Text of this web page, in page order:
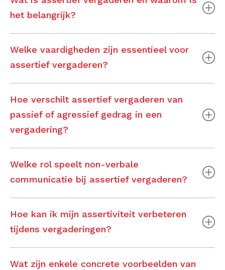
het belangrijk?
Welke vaardigheden zijn essentieel voor
assertief vergaderen?
Hoe verschilt assertief vergaderen van
passief of agressief gedrag in een
vergadering?
Welke rol speelt non-verbale
communicatie bij assertief vergaderen?
Hoe kan ik mijn assertiviteit verbeteren
tijdens vergaderingen?
Wat zijn enkele concrete voorbeelden van